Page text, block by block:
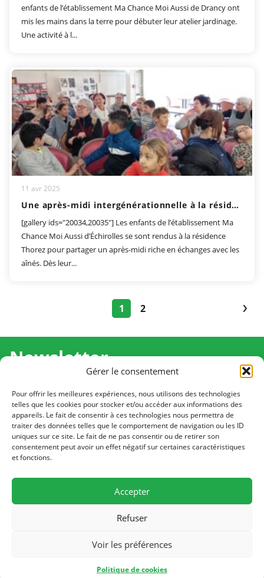
Gérer le consentement
Pour offrir les meilleures expériences, nous utilisons des technologies
telles que les cookies pour stocker et/ou accéder aux informations des
appareils. Le fait de consentir à ces technologies nous permettra de
traiter des données telles que le comportement de navigation ou les ID
uniques sur ce site. Le fait de ne pas consentir ou de retirer son
consentement peut avoir un effet négatif sur certaines caractéristiques
et fonctions.
Accepter
Refuser
Voir les préférences
Politique de cookies
enfants de l’établissement Ma Chance Moi Aussi de Drancy ont
mis les mains dans la terre pour débuter leur atelier jardinage.
Une activité à l...
11 avr 2025
Une après-midi intergénérationnelle à la résidence Maurice Thorez
[gallery ids="20034,20035"] Les enfants de l’établissement Ma
Chance Moi Aussi d’Échirolles se sont rendus à la résidence
Thorez pour partager un après-midi riche en échanges avec les
aînés. Dès leur...
1 2
Newsletter
Recevez l'actualité de Ma Chance Moi Aussi pour en
savoir plus sur nos temps forts et nos résultats.
Cliquez pour vous inscrire
© 2026 Ma Chance Moi Aussi